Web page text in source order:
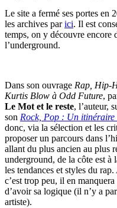
Le site a fermé ses portes en
les archives parici. Il est
temps, on y découvre encore
l’underground.
Dans son ouvrage Rap, Hip-
Kurtis Blow à Odd Future,
Le Mot et le reste, l’auteur,
son Rock, Pop : Un itinéraire
donc, via la sélection et les
proposer un parcours dans
allant du plus ancien au plus
underground, de la côte est à
les tendances et styles du
c’est trop peu, il en
d’avoir sa logique (il n’y a
artiste).